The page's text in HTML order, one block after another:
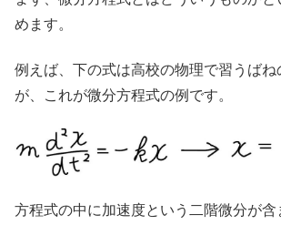
めます。
例えば、下の式は高校の物理で習うばね
が、これが微分方程式の例です。
方程式の中に加速度という二階微分が含